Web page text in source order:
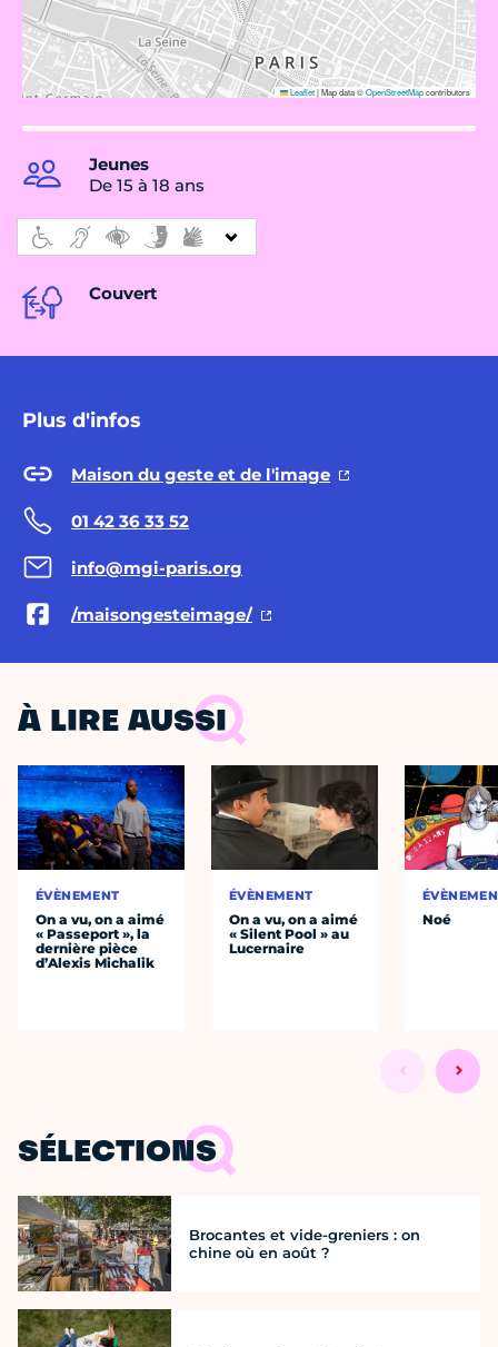
Leaflet|Map data ©OpenStreetMapcontributors
Jeunes
De 15 à 18 ans
Couvert
Plus d'infos
Maison du geste et de l'image
01 42 36 33 52
info@mgi-paris.org
/maisongesteimage/
À LIRE AUSSI
ÉVÈNEMENT
On a vu, on a aimé
« Passeport », la
dernière pièce
d’Alexis Michalik
ÉVÈNEMENT
On a vu, on a aimé
« Silent Pool » au
Lucernaire
Noé
SÉLECTIONS
Brocantes et vide-greniers : on
chine où en août ?